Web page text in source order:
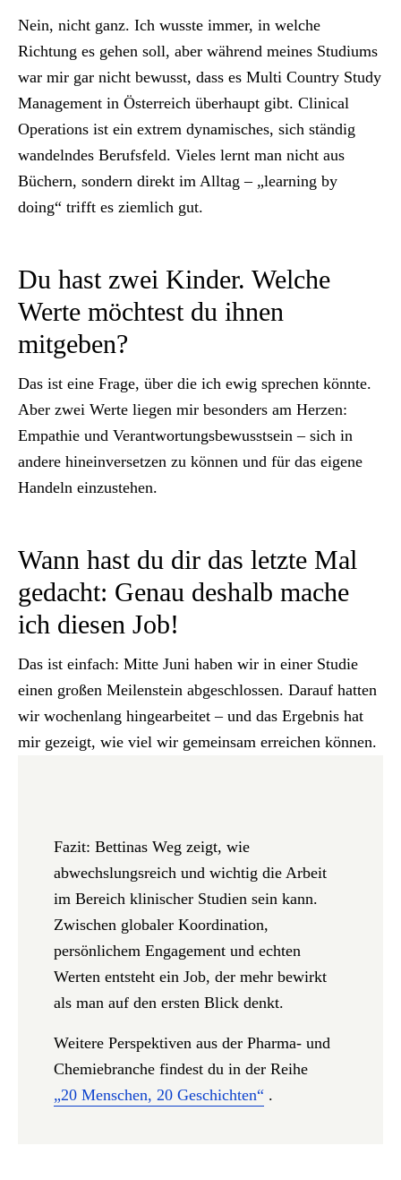
Nein, nicht ganz. Ich wusste immer, in welche
Richtung es gehen soll, aber während meines Studiums
war mir gar nicht bewusst, dass es Multi Country Study
Management in Österreich überhaupt gibt. Clinical
Operations ist ein extrem dynamisches, sich ständig
wandelndes Berufsfeld. Vieles lernt man nicht aus
Büchern, sondern direkt im Alltag – „learning by
doing“ trifft es ziemlich gut.
Du hast zwei Kinder. Welche
Werte möchtest du ihnen
mitgeben?
Das ist eine Frage, über die ich ewig sprechen könnte.
Aber zwei Werte liegen mir besonders am Herzen:
Empathie und Verantwortungsbewusstsein – sich in
andere hineinversetzen zu können und für das eigene
Handeln einzustehen.
Wann hast du dir das letzte Mal
gedacht: Genau deshalb mache
ich diesen Job!
Das ist einfach: Mitte Juni haben wir in einer Studie
einen großen Meilenstein abgeschlossen. Darauf hatten
wir wochenlang hingearbeitet – und das Ergebnis hat
mir gezeigt, wie viel wir gemeinsam erreichen können.
Fazit: Bettinas Weg zeigt, wie
abwechslungsreich und wichtig die Arbeit
im Bereich klinischer Studien sein kann.
Zwischen globaler Koordination,
persönlichem Engagement und echten
Werten entsteht ein Job, der mehr bewirkt
als man auf den ersten Blick denkt.
Weitere Perspektiven aus der Pharma- und
Chemiebranche findest du in der Reihe
„20 Menschen, 20 Geschichten“ .